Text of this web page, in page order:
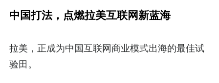
中国打法，点燃拉美互联网新蓝海
拉美，正成为中国互联网商业模式出海的最佳试
验田。